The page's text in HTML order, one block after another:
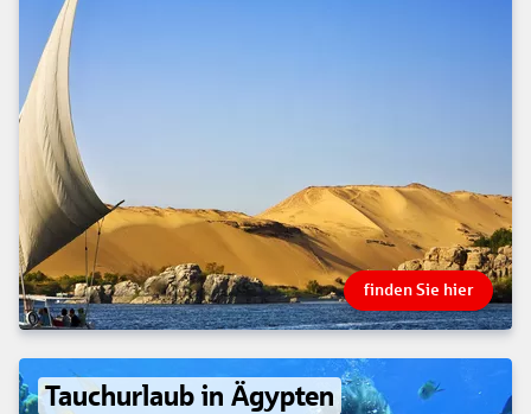
finden Sie hier
Tauchurlaub in Ägypten